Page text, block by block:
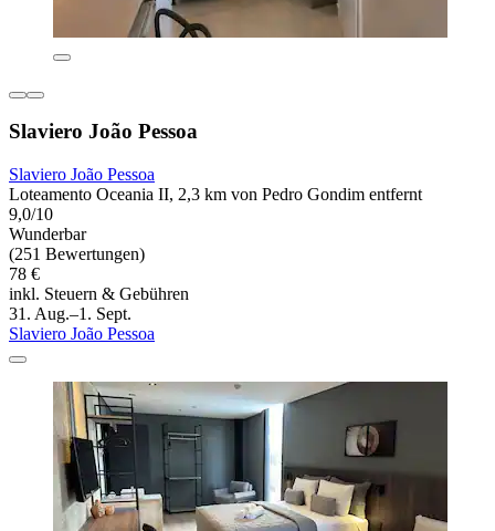
Slaviero João Pessoa
Slaviero João Pessoa
Loteamento Oceania II, 2,3 km von Pedro Gondim entfernt
9,0/10
Wunderbar
(251 Bewertungen)
78 €
inkl. Steuern & Gebühren
31. Aug.–1. Sept.
Slaviero João Pessoa